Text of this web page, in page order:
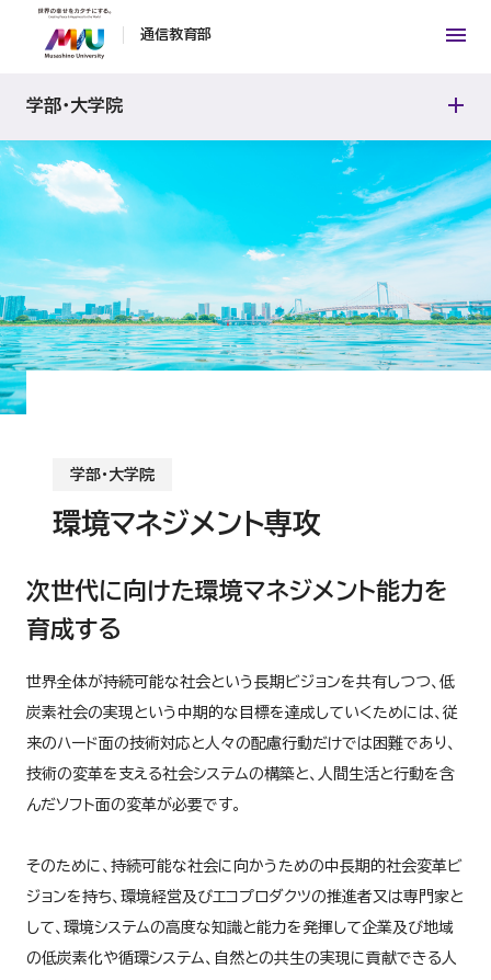
通信教育部
学部・大学院
環境マネジメント専攻
次世代に向けた環境マネジメント能力を
育成する
世界全体が持続可能な社会という長期ビジョンを共有しつつ、低
炭素社会の実現という中期的な目標を達成していくためには、従
来のハード面の技術対応と人々の配慮行動だけでは困難であり、
技術の変革を支える社会システムの構築と、人間生活と行動を含
んだソフト面の変革が必要です。
そのために、持続可能な社会に向かうための中長期的社会変革ビ
ジョンを持ち、環境経営及びエコプロダクツの推進者又は専門家と
して、環境システムの高度な知識と能力を発揮して企業及び地域
の低炭素化や循環システム、自然との共生の実現に貢献できる人
学部・大学院
幼稚園教諭一種免許状
インタビュー
教員紹介